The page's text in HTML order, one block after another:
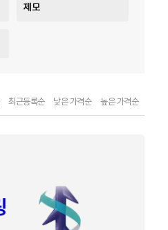
제모
최근등록순 낮은 가격순 높은 가격순